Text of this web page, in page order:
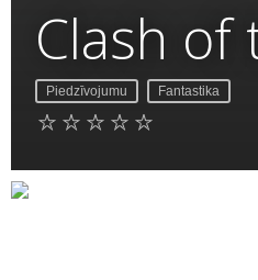
Clash of
Piedzīvojumu Fantastika